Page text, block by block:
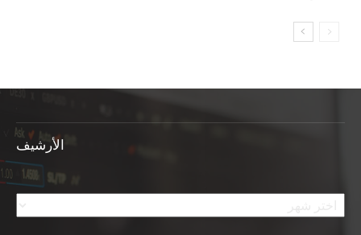
الأرشيف
الأرشيف